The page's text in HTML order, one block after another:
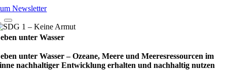
Newsletter
unter Wasser
unter Wasser – Oze­ane, Meere und Mee­res­res­sour­cen im
nach­hal­ti­ger Ent­wick­lung erhal­ten und nach­hal­tig nut­zen